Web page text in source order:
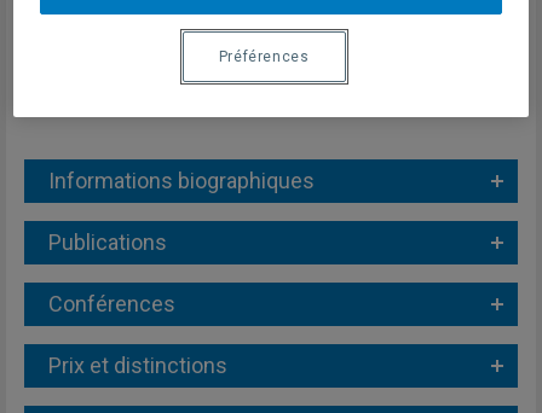
Informations biographiques
Publications
Conférences
Prix et distinctions
Préférences